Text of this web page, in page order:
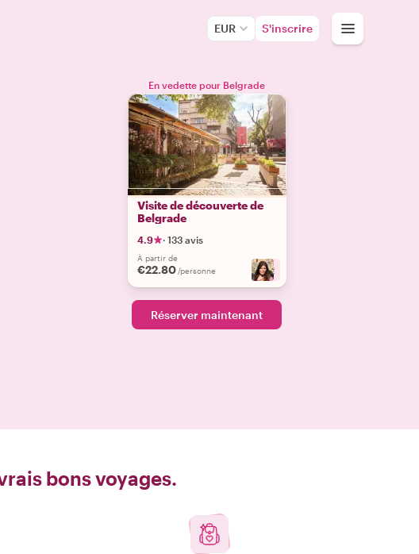
EUR S'inscrire
En vedette pour Belgrade
Visite de découverte de
Belgrade
4.9 · 133 avis
À partir de
€22.80 /personne +2
Réserver maintenant
bons voyages.